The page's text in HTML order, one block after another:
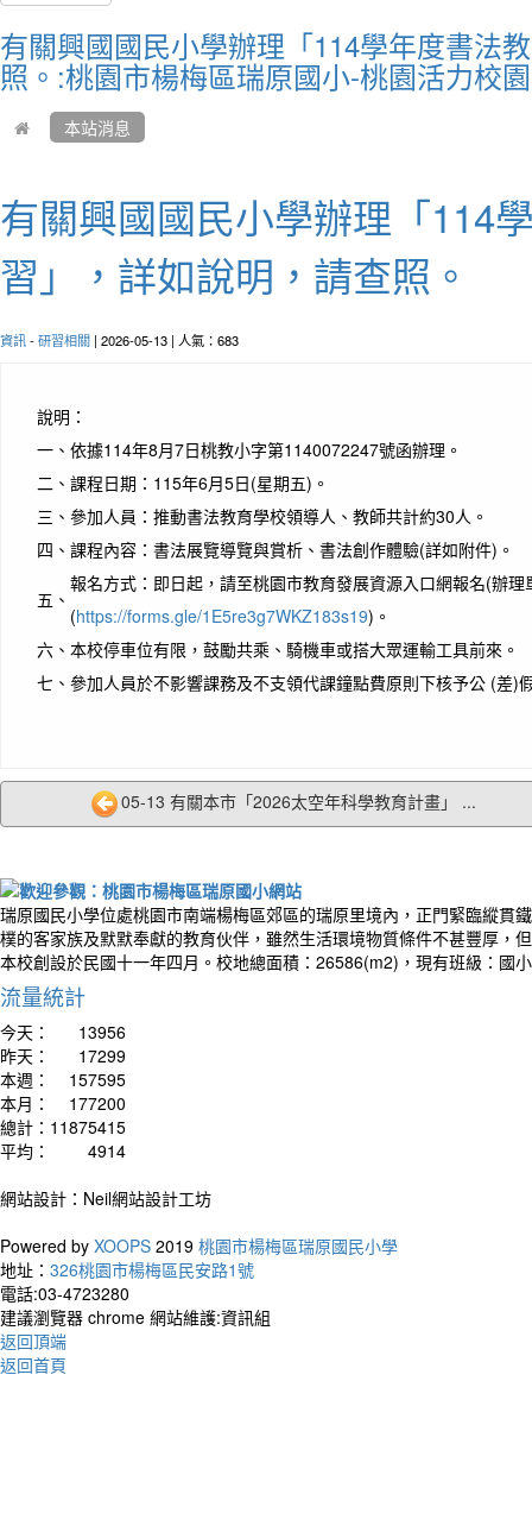
你不
有關興國國民小學辦理「114學年度書法
照。:桃園市楊梅區瑞原國小-桃園活力校園
本站消息
有關興國國民小學辦理「114
習」，詳如說明，請查照。
資訊-研習相關 | 2026-05-13 | 人氣：683
說明：
一、 依據114年8月7日桃教小字第1140072247號函辦理。
二、 課程日期：115年6月5日(星期五)。
三、 參加人員：推動書法教育學校領導人、教師共計約30人。
四、 課程內容：書法展覽導覽與賞析、書法創作體驗(詳如附件)。
五、
報名方式：即日起，請至桃園市教育發展資源入口網報名(辦
(https://forms.gle/1E5re3g7WKZ183s19)。
六、 本校停車位有限，鼓勵共乘、騎機車或搭大眾運輸工具前來。
七、 參加人員於不影響課務及不支領代課鐘點費原則下核予公 (差)
05-13 有關本市「2026太空年科學教育計畫」 ...
瑞原國民小學位處桃園市南端楊梅區郊區的瑞原里境內，正門緊臨縱貫
樸的客家族及默默奉獻的教育伙伴，雖然生活環境物質條件不甚豐厚，
本校創設於民國十一年四月。校地總面積：26586(m2)，現有班級：國
流量統計
今天：
13956
昨天：
17299
本週：
157595
本月：
177200
總計： 11875415
平均：
4914
網站設計：Neil網站設計工坊
Powered by XOOPS 2019 桃園市楊梅區瑞原國民小學
地址： 326桃園市楊梅區民安路1號
電話:03-4723280
建議瀏覽器 chrome 網站維護:資訊組
返回頂端
返回首頁